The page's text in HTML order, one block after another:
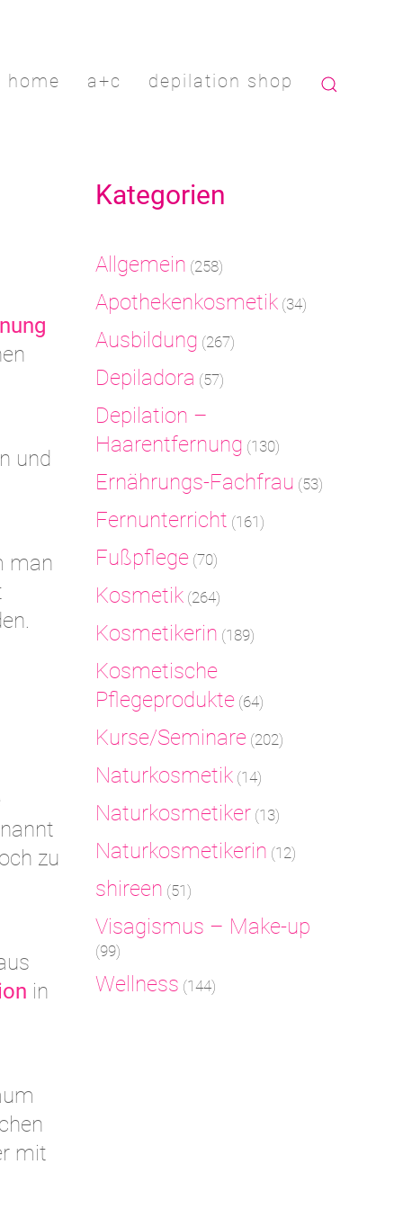
home a+c depilation shop
und
man
zu
in
mit
Kategorien
Allgemein (258)
Apothekenkosmetik (34)
Ausbildung (267)
Depiladora (57)
Depilation –
Haarentfernung (130)
Ernährungs-Fachfrau (53)
Fernunterricht (161)
Fußpflege (70)
Kosmetik (264)
Kosmetikerin (189)
Kosmetische
Pflegeprodukte (64)
Kurse/Seminare (202)
Naturkosmetik (14)
Naturkosmetiker (13)
Naturkosmetikerin (12)
shireen (51)
Visagismus – Make-up
(99)
Wellness (144)